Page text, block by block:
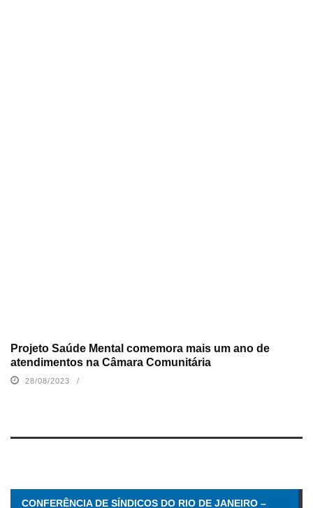
Projeto Saúde Mental comemora mais um ano de
atendimentos na Câmara Comunitária
28/08/2023
CONFERÊNCIA DE SÍNDICOS DO RIO DE JANEIRO –